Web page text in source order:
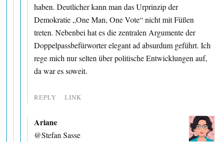
haben. Deutlicher kann man das Urprinzip der
Demokratie „One Man, One Vote“ nicht mit Füßen
treten. Nebenbei hat es die zentralen Argumente der
Doppelpassbefürworter elegant ad absurdum geführt. Ich
rege mich nur selten über politische Entwicklungen auf,
da war es soweit.
REPLY LINK
Ariane
@Stefan Sasse